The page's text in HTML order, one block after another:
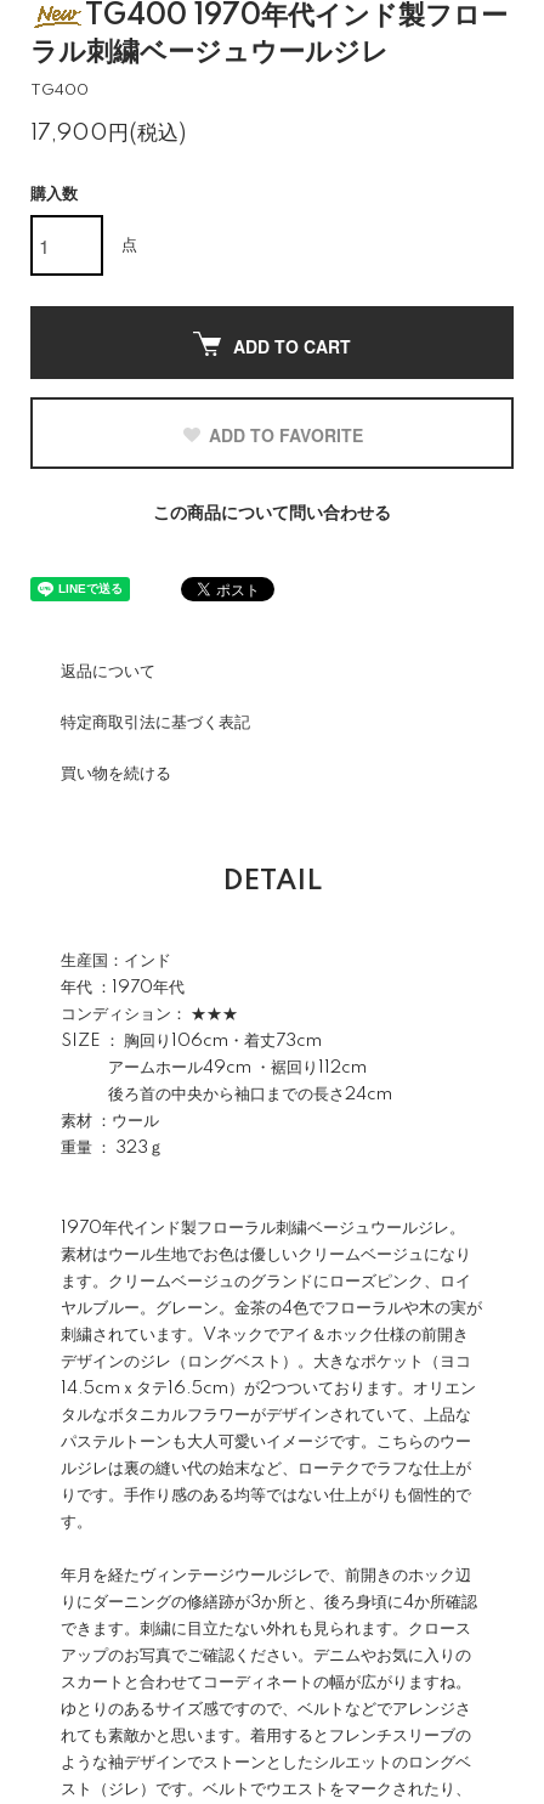
TG400 1970年代インド製フロー
ラル刺繍ベージュウールジレ
TG400
17,900円(税込)
購入数
点
ADD TO CART
ADD TO FAVORITE
この商品について問い合わせる
返品について
特定商取引法に基づく表記
買い物を続ける
DETAIL
生産国：インド
年代 ：1970年代
コンディション： ★★★
SIZE ： 胸回り106cm・着丈73cm
アームホール49cm ・裾回り112cm
後ろ首の中央から袖口までの長さ24cm
素材 ：ウール
重量 ： 323ｇ
1970年代インド製フローラル刺繍ベージュウールジレ。
素材はウール生地でお色は優しいクリームベージュになり
ます。クリームベージュのグランドにローズピンク、ロイ
ヤルブルー。グレーン。金茶の4色でフローラルや木の実が
刺繍されています。Vネックでアイ＆ホック仕様の前開き
デザインのジレ（ロングベスト）。大きなポケット（ヨコ
14.5cmｘタテ16.5cm）が2つついております。オリエン
タルなボタニカルフラワーがデザインされていて、上品な
パステルトーンも大人可愛いイメージです。こちらのウー
ルジレは裏の縫い代の始末など、ローテクでラフな仕上が
りです。手作り感のある均等ではない仕上がりも個性的で
す。
年月を経たヴィンテージウールジレで、前開きのホック辺
りにダーニングの修繕跡が3か所と、後ろ身頃に4か所確認
できます。刺繍に目立たない外れも見られます。クロース
アップのお写真でご確認ください。デニムやお気に入りの
スカートと合わせてコーディネートの幅が広がりますね。
ゆとりのあるサイズ感ですので、ベルトなどでアレンジさ
れても素敵かと思います。着用するとフレンチスリーブの
ような袖デザインでストーンとしたシルエットのロングベ
スト（ジレ）です。ベルトでウエストをマークされたり、